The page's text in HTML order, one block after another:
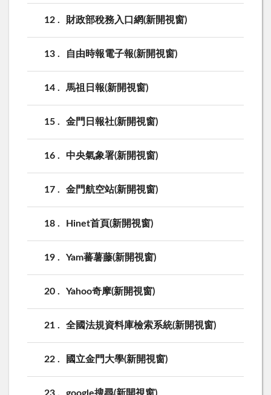
12 財政部稅務入口網(新開視窗)
13 自由時報電子報(新開視窗)
14 馬祖日報(新開視窗)
15 金門日報社(新開視窗)
16 中央氣象署(新開視窗)
17 金門航空站(新開視窗)
18 Hinet首頁(新開視窗)
19 Yam蕃薯藤(新開視窗)
20 Yahoo奇摩(新開視窗)
21 全國法規資料庫檢索系統(新開視窗)
22 國立金門大學(新開視窗)